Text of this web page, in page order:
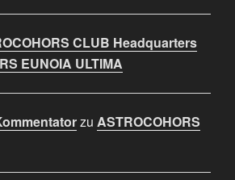
CLUB Headquarters
EUNOIA ULTIMA
zu ASTROCOHORS